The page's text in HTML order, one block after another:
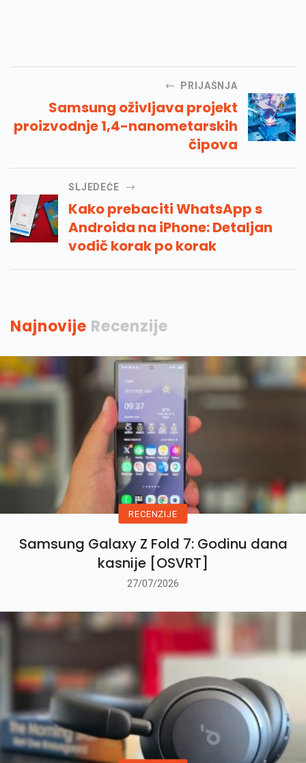
PRIJAŠNJA
Samsung oživljava projekt
proizvodnje 1,4-nanometarskih
čipova
SLJEDEĆE
Kako prebaciti WhatsApp s
Androida na iPhone: Detaljan
vodič korak po korak
Najnovije Recenzije
RECENZIJE
Samsung Galaxy Z Fold 7: Godinu dana
kasnije [OSVRT]
27/07/2026